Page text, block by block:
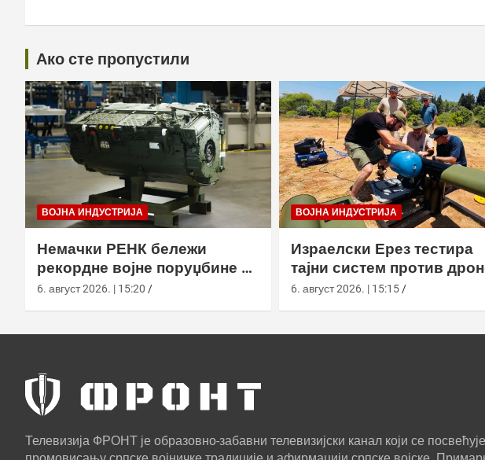
Ако сте пропустили
ВОЈНА ИНДУСТРИЈА
Немачки РЕНК бележи
рекордне војне поруџбине у
2026. години
6. август 2026. | 15:20
ВОЈНА ИНДУСТРИЈА
Израелски Ерез тестира
тајни систем против
са капсулом и лансером
6. август 2026. | 15:15
Телевизија ФРОНТ је образовно-забавни телевизијски канал који се посвећује